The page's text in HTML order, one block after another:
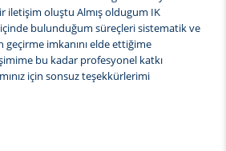
iletişim oluştu Almış oldugum IK
içinde bulunduğum süreçleri sistematik ve
imkanını elde ettiğime
bu kadar profesyonel katkı
için sonsuz teşekkürlerimi